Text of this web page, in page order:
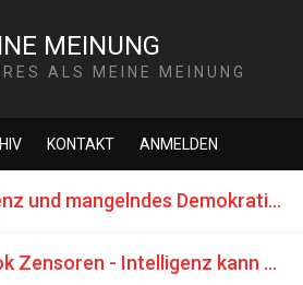
MEINUNG
ALS MEINE MEINUNG
KONTAKT ANMELDEN
Mangelnde Intelligenz und mangelndes Demokratieverständnis der Deutschen
Blüten der Facebook Zensoren - Intelligenz kann man nicht kaufen